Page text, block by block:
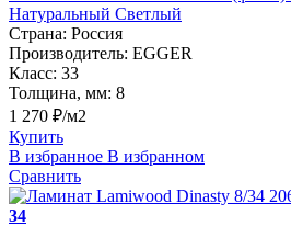
Натуральный Светлый
Страна: Россия
Производитель: EGGER
Класс: 33
Толщина, мм: 8
1 270 ₽/м2
Купить
В избранное В избранном
Сравнить
34